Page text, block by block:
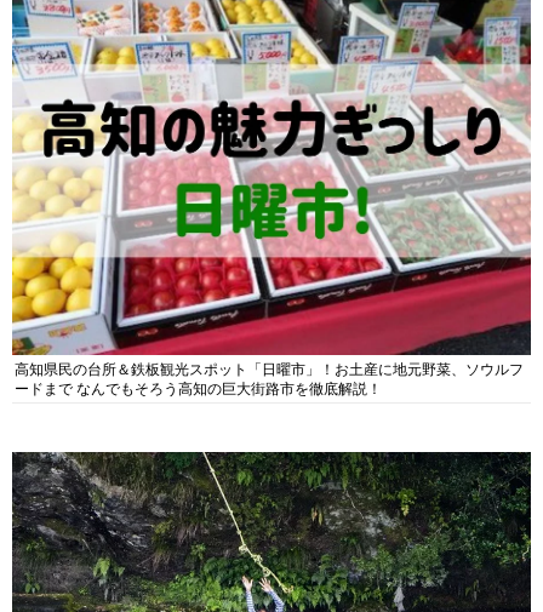
高知県民の台所＆鉄板観光スポット「日曜市」！お土産に地元野菜、ソウルフ
ードまで なんでもそろう高知の巨大街路市を徹底解説！